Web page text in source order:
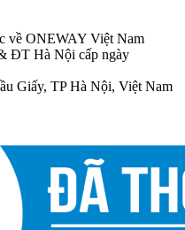
về ONEWAY Việt Nam
ĐT Hà Nội cấp ngày
Giấy, TP Hà Nội, Việt Nam